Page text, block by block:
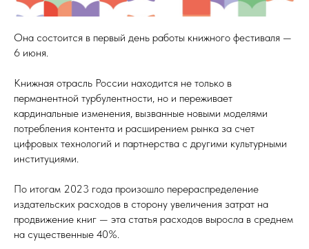
Она состоится в первый день работы книжного фестиваля —
6 июня.
Книжная отрасль России находится не только в
перманентной турбулентности, но и переживает
кардинальные изменения, вызванные новыми моделями
потребления контента и расширением рынка за счет
цифровых технологий и партнерства с другими культурными
институциями.
По итогам 2023 года произошло перераспределение
издательских расходов в сторону увеличения затрат на
продвижение книг — эта статья расходов выросла в среднем
на существенные 40%.